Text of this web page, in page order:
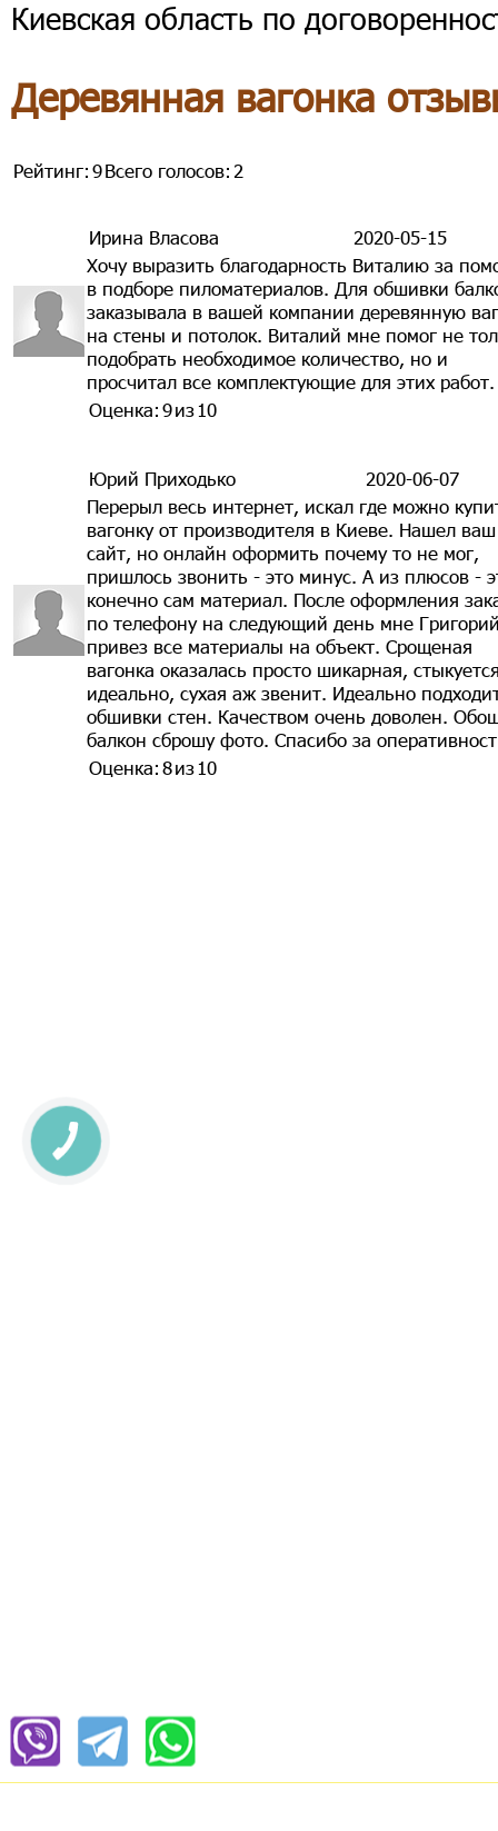
Киевская область по
Деревянная вагонка
Рейтинг:9Всего голосов: 2
Ирина Власова
2020-05-15
Хочу выразить благодарность Виталию за
в подборе пиломатериалов. Для обшивки
заказывала в вашей компании деревянную
на стены и потолок. Виталий мне помог не
подобрать необходимое количество, но и
просчитал все комплектующие для этих работ.
Оценка:9из10
Юрий Приходько
2020-06-07
Перерыл весь интернет, искал где можно
вагонку от производителя в Киеве. Нашел ваш
сайт, но онлайн оформить почему то не мог,
пришлось звонить - это минус. А из плюсов -
конечно сам материал. После оформления
по телефону на следующий день мне
привез все материалы на объект. Срощеная
вагонка оказалась просто шикарная,
идеально, сухая аж звенит. Идеально
обшивки стен. Качеством очень доволен.
балкон сброшу фото. Спасибо за
Оценка:8из10